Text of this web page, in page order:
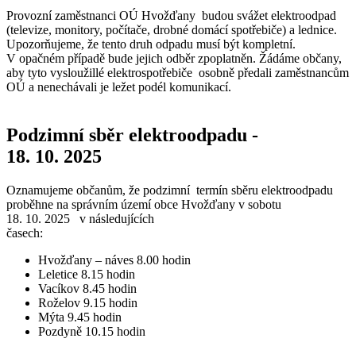
Provozní zaměstnanci OÚ Hvožďany budou svážet elektroodpad
(televize, monitory, počítače, drobné domácí spotřebiče) a lednice.
Upozorňujeme, že tento druh odpadu musí být kompletní.
V opačném případě bude jejich odběr zpoplatněn. Žádáme občany,
aby tyto vysloužillé elektrospotřebiče osobně předali zaměstnancům
OÚ a nenechávali je ležet podél komunikací.
Podzimní sběr elektroodpadu -
18. 10. 2025
Oznamujeme občanům, že podzimní termín sběru elektroodpadu
proběhne na správním území obce Hvožďany v sobotu
18. 10. 2025 v následujících
časech:
Hvožďany – náves 8.00 hodin
Leletice 8.15 hodin
Vacíkov 8.45 hodin
Roželov 9.15 hodin
Mýta 9.45 hodin
Pozdyně 10.15 hodin